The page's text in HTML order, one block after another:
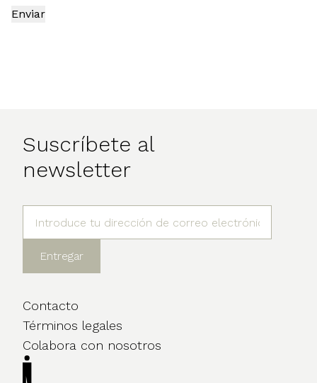
Suscríbete al
newsletter
Contacto
Términos legales
Colabora con nosotros